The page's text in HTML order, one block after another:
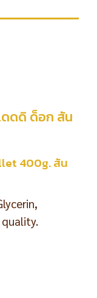
ดดดิ ด็อก สัน
400g. สัน